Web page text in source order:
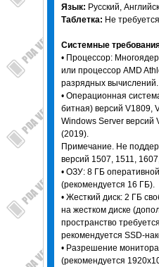
Язык: Русский,
Таблетка: Не требуется
Системные
• Процессор:
или процессор AMD
разрядных вычислений.
• Операционная
битная) версий V1809,
Windows Server версий
(2019).
Примечание. Не
версий 1507, 1511,
• ОЗУ: 8 ГБ
(рекомендуется 16 ГБ).
• Жесткий диск: 2 ГБ
на жестком диске
пространство
рекомендуется SSD-
• Разрешение
(рекомендуется